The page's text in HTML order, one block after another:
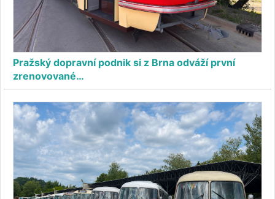
Pražský dopravní podnik si z Brna odváží první
zrenovované…